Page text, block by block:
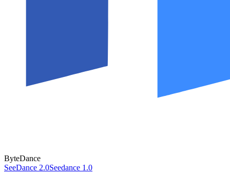
ByteDance
SeeDance 2.0Seedance 1.0